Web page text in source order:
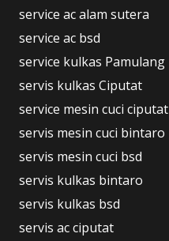
service ac alam sutera
service ac bsd
service kulkas Pamulang
servis kulkas Ciputat
service mesin cuci ciputat
servis mesin cuci bintaro
servis mesin cuci bsd
servis kulkas bintaro
servis kulkas bsd
servis ac ciputat